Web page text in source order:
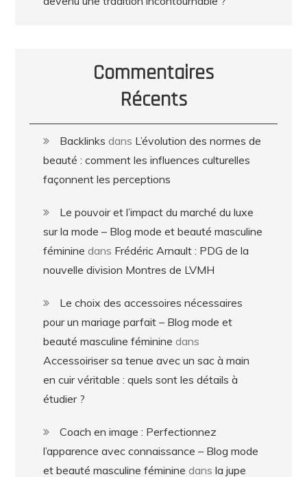
Commentaires
Récents
Backlinks dans L’évolution des normes de
beauté : comment les influences culturelles
façonnent les perceptions
Le pouvoir et l’impact du marché du luxe
sur la mode – Blog mode et beauté masculine
féminine dans Frédéric Arnault : PDG de la
nouvelle division Montres de LVMH
Le choix des accessoires nécessaires
pour un mariage parfait – Blog mode et
beauté masculine féminine dans
Accessoiriser sa tenue avec un sac à main
en cuir véritable : quels sont les détails à
étudier ?
Coach en image : Perfectionnez
l’apparence avec connaissance – Blog mode
et beauté masculine féminine dansla jupe